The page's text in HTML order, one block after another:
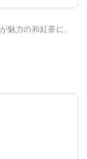
魅力の和紅茶に、